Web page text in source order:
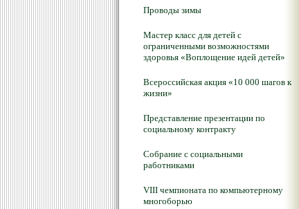
Проводы зимы
Мастер класс для детей с
ограниченными возможностями
здоровья «Воплощение идей детей»
Всероссийская акция «10 000 шагов к
жизни»
Представление презентации по
социальному контракту
Собрание с социальными
работниками
VIII чемпионата по компьютерному
многоборью